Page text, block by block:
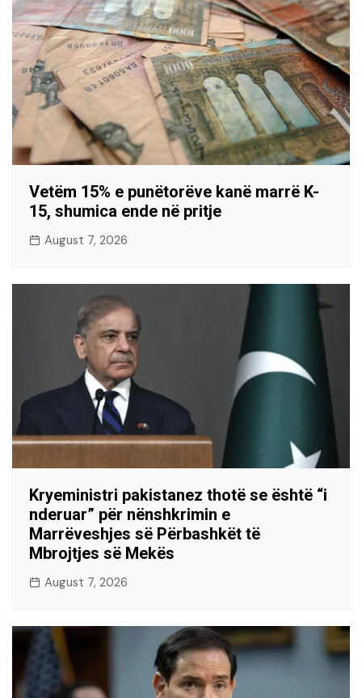
Vetëm 15% e punëtorëve kanë marrë K-
15, shumica ende në pritje
August 7, 2026
Kryeministri pakistanez thotë se është “i
nderuar” për nënshkrimin e
Marrëveshjes së Përbashkët të
Mbrojtjes së Mekës
August 7, 2026